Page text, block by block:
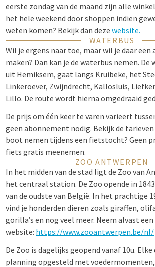
eerste zondag van de maand zijn alle
het hele weekend door shoppen indien
weten komen? Bekijk dan deze website.
WATERBUS
Wil je ergens naar toe, maar wil je daar een
maken? Dan kan je de waterbus nemen.
uit Hemiksem, gaat langs Kruibeke, het
Linkeroever, Zwijndrecht, Kallosluis,
Lillo. De route wordt hierna omgedraaid
De prijs om één keer te varen varieert
geen abonnement nodig. Bekijk de tarieven
boot nemen tijdens een fietstocht? Geen
fiets gratis meenemen.
ZOO ANTWERPEN
In het midden van de stad ligt de Zoo van
het centraal station. De Zoo opende in
van de oudste van België. In het prachtige
vind je honderden dieren zoals giraffen,
gorilla’s en nog veel meer. Neem alvast
website: https://www.zooantwerpen.be/nl/
De Zoo is dagelijks geopend vanaf 10u.
planning opgesteld met voedermomenten,